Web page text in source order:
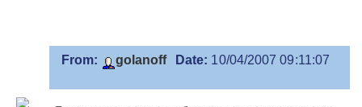
From: golanoff Date: 10/04/2007 09:11:07